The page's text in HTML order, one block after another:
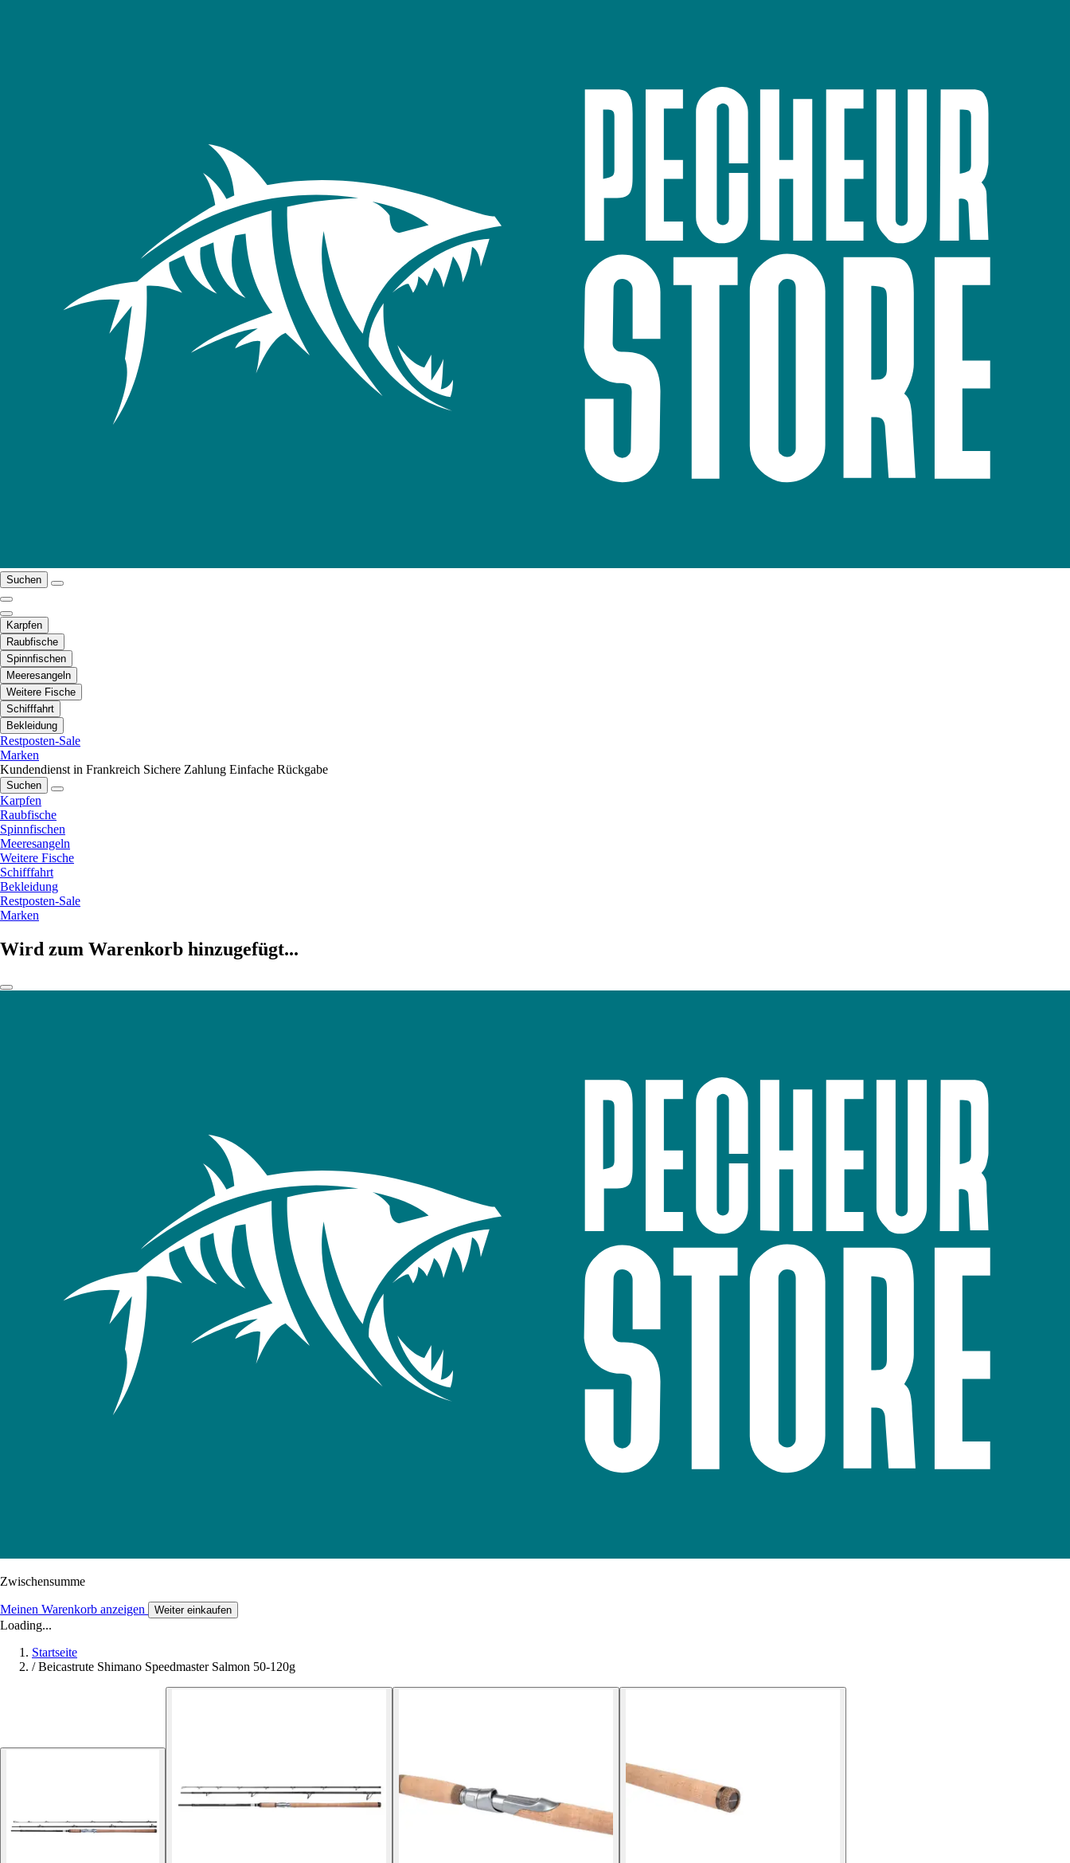
Suchen
Karpfen
Raubfische
Spinnfischen
Meeresangeln
Weitere Fische
Schifffahrt
Bekleidung
Restposten-Sale
Marken
Kundendienst in Frankreich Sichere Zahlung Einfache Rückgabe
Suchen
Karpfen
Raubfische
Spinnfischen
Meeresangeln
Weitere Fische
Schifffahrt
Bekleidung
Restposten-Sale
Marken
Wird zum Warenkorb hinzugefügt...
Zwischensumme
Meinen Warenkorb anzeigen Weiter einkaufen
Loading...
Startseite
/ Beicastrute Shimano Speedmaster Salmon 50-120g